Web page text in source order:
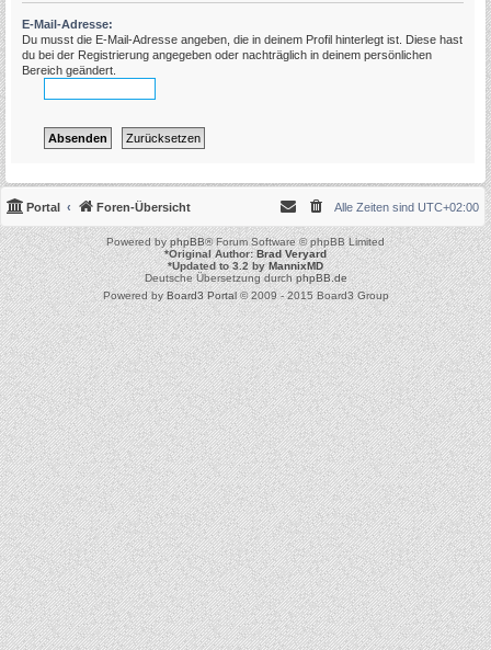
E-Mail-Adresse:
Du musst die E-Mail-Adresse angeben, die in deinem Profil hinterlegt ist. Diese hast
du bei der Registrierung angegeben oder nachträglich in deinem persönlichen
Bereich geändert.
Portal Foren-Übersicht Alle Zeiten sind UTC+02:00
Powered byphpBB® Forum Software © phpBB Limited
*Original Author:Brad Veryard
*Updated to 3.2 byMannixMD
Deutsche Übersetzung durchphpBB.de
Powered byBoard3 Portal© 2009 - 2015 Board3 Group